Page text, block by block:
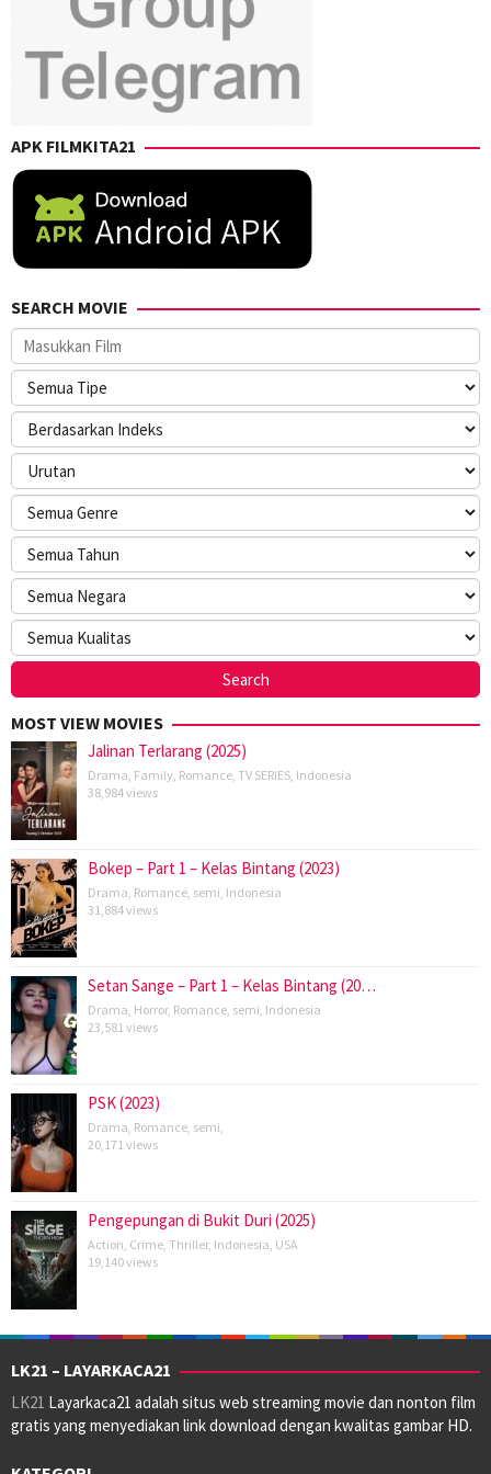
Yusuke
Kubo
APK FILMKITA21
SEARCH MOVIE
MOST VIEW MOVIES
Jalinan Terlarang (2025)
Drama Family Romance TV SERIES Indonesia
38,984 views
Bokep – Part 1 – Kelas Bintang (2023)
Drama Romance semi Indonesia
31,884 views
Setan Sange – Part 1 – Kelas Bintang (20…
Drama Horror, Romance semi Indonesia
23,581 views
PSK (2023)
Drama Romance semi
20,171 views
Pengepungan di Bukit Duri (2025)
Action Crime Thriller, Indonesia USA
19,140 views
LK21 – LAYARKACA21
LK21 Layarkaca21 adalah situs web streaming movie dan nonton film
gratis yang menyediakan link download dengan kwalitas gambar HD.